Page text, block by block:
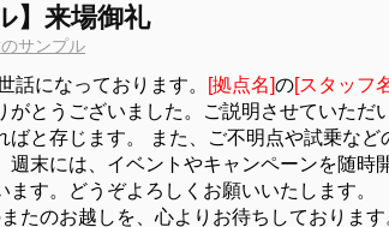
】来場御礼
サンプル
話になっております。 [拠点名]の[スタッフ
がとうございました。ご説明させていただ
ばと存じます。 また、ご不明点や試乗な
週末には、イベントやキャンペーンを随時
ます。どうぞよろしくお願いいたします
たのお越しを、心よりお待ちしておりま